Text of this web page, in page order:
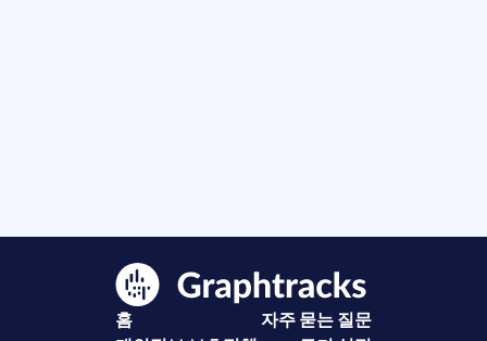
홈
자주 묻는 질문